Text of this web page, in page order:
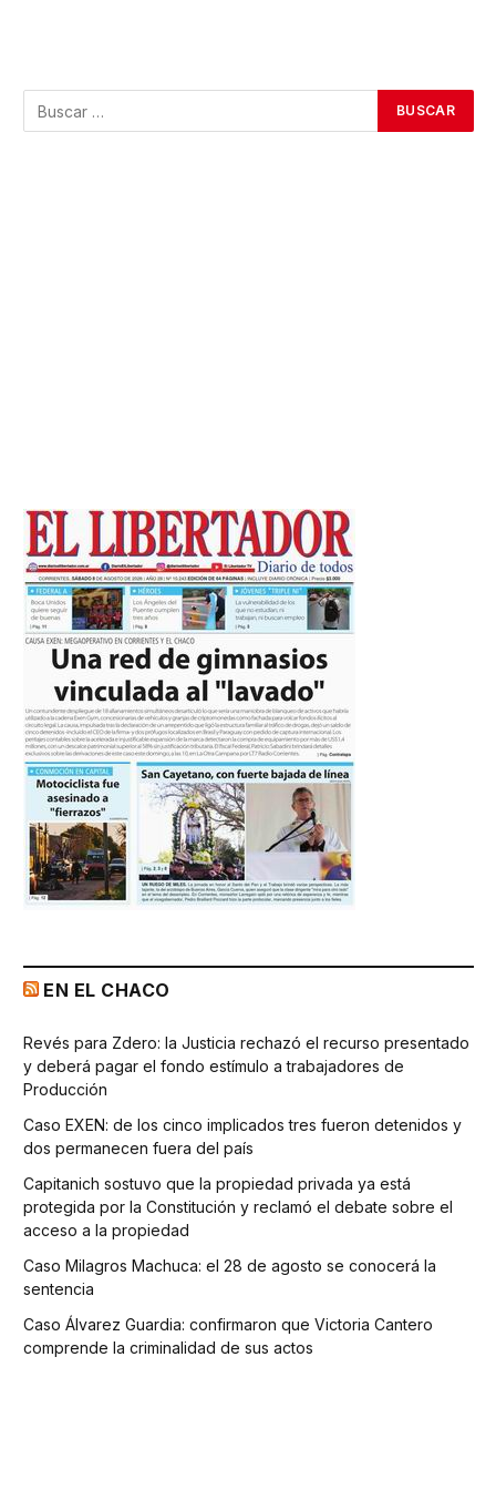
EN EL CHACO
Revés para Zdero: la Justicia rechazó el recurso presentado
y deberá pagar el fondo estímulo a trabajadores de
Producción
Caso EXEN: de los cinco implicados tres fueron detenidos y
dos permanecen fuera del país
Capitanich sostuvo que la propiedad privada ya está
protegida por la Constitución y reclamó el debate sobre el
acceso a la propiedad
Caso Milagros Machuca: el 28 de agosto se conocerá la
sentencia
Caso Álvarez Guardia: confirmaron que Victoria Cantero
comprende la criminalidad de sus actos